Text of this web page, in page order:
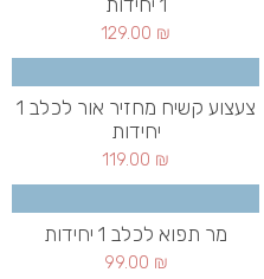
129.00 ₪
צעצוע קשיח מחזיר אור לכלב 1
יחידות
119.00 ₪
מר תפוא לכלב 1 יחידות
99.00 ₪